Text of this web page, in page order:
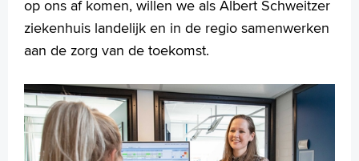
op ons af komen, willen we als Albert Schweitzer
ziekenhuis landelijk en in de regio samenwerken
aan de zorg van de toekomst.